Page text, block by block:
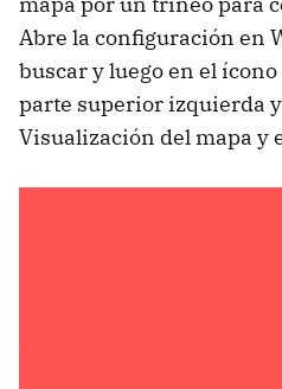
Abre la configuración en
buscar y luego en el
parte superior izquierda
Visualización del mapa y